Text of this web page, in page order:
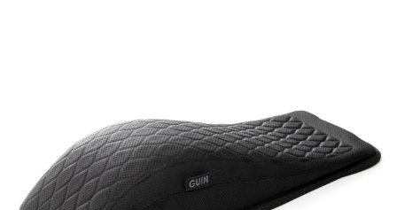
search
お悩み・用途から探す